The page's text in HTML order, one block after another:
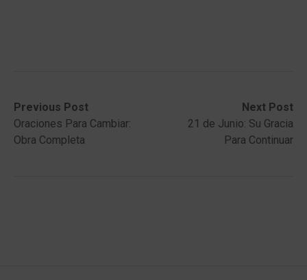
Post
navigation
Previous Post
Previous
post:Oraciones Para Cambiar:
Obra Completa
Next Post
Next
post:
21 de Junio: Su Gracia
Para Continuar